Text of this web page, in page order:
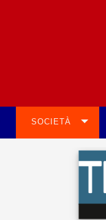
SOCIETÀ